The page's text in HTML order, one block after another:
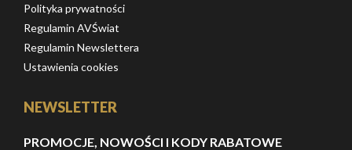
Polityka prywatności
Regulamin AVŚwiat
Regulamin Newslettera
Ustawienia cookies
NEWSLETTER
PROMOCJE, NOWOŚCI I KODY RABATOWE